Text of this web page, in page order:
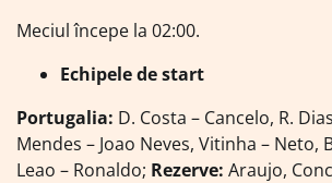
Meciul începe la 02:00.
Echipele de start
Portugalia: D. Costa – Cancelo, R.
Mendes – Joao Neves, Vitinha – Neto,
Leao – Ronaldo; Rezerve: Araujo,